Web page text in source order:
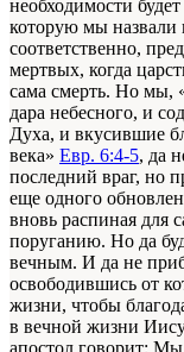
необходимости
которую мы назвали
соответственно,
мертвых, когда
сама смерть. Но мы,
дара небесного, и
Духа, и вкусившие
века» Евр. 6:4-5, да
последний враг, но
еще одного
вновь распиная для
поруганию. Но да
вечным. И да не
освободившись от
жизни, чтобы
в вечной жизни